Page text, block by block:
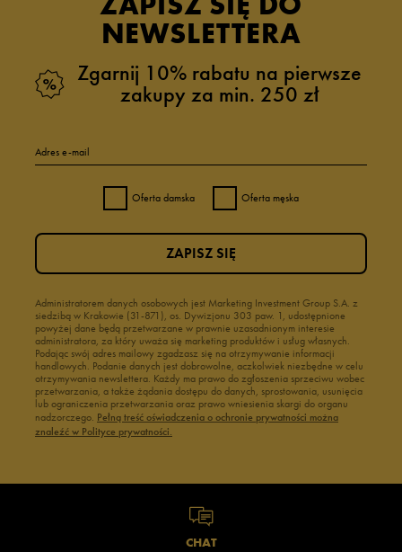
NEWSLETTERA
Zgarnij 10% rabatu na pierwsze
zakupy za min. 250 zł
Adres e-mail
Oferta damska Oferta męska
Administratorem danych osobowych jest Marketing Investment Group S.A. z
siedzibą w Krakowie (31-871), os. Dywizjonu 303 paw. 1, udostępnione
powyżej dane będą przetwarzane w prawnie uzasadnionym interesie
administratora, za który uważa się marketing produktów i usług własnych.
Podając swój adres mailowy zgadzasz się na otrzymywanie informacji
handlowych. Podanie danych jest dobrowolne, aczkolwiek niezbędne w celu
otrzymywania newslettera. Każdy ma prawo do zgłoszenia sprzeciwu wobec
przetwarzania, a także żądania dostępu do danych, sprostowania, usunięcia
lub ograniczenia przetwarzania oraz prawo wniesienia skargi do organu
nadzorczego. Pełną treść oświadczenia o ochronie prywatności można
znaleźć w Polityce prywatności.
ZAPISZ SIĘ
CHAT